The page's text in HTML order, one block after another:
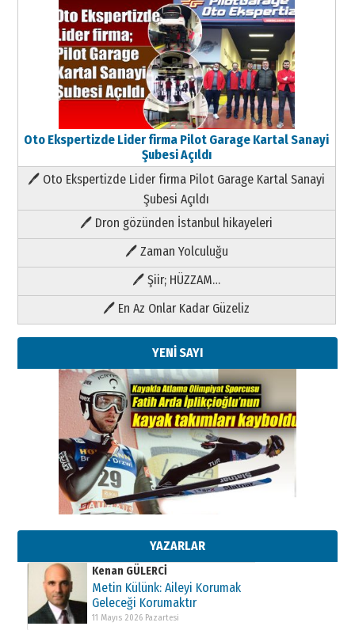
Oto Ekspertizde Lider firma Pilot Garage Kartal Sanayi
Şubesi Açıldı
🖊 Oto Ekspertizde Lider firma Pilot Garage Kartal Sanayi
Şubesi Açıldı
🖊 Dron gözünden İstanbul hikayeleri
🖊 Zaman Yolculuğu
🖊 Şiir; HÜZZAM…
🖊 En Az Onlar Kadar Güzeliz
YENİ SAYI
YAZARLAR
Kenan GÜLERCİ
Metin Külünk: Aileyi Korumak
11 Mayıs 2026 Pazartesi
Kenan GÜLERCİ
Metin Külünk: Aileyi Korumak
Geleceği Korumaktır
11 Mayıs 2026 Pazartesi